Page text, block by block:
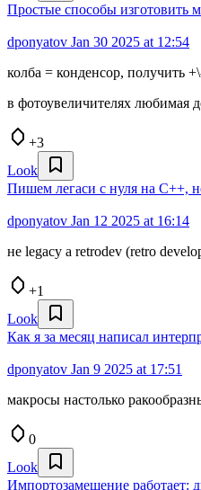
Простые способы изготовить
dponyatov Jan 30 2025 at 12:54
колба = конденсор, получить
в фотоувеличителях любимая
+3
Look
Пишем легаси с нуля на С++,
dponyatov Jan 12 2025 at 16:14
не legacy а retrodev (retro
+1
Look
Как я за месяц написал
dponyatov Jan 9 2025 at 17:51
макросы настолько
0
Look
Импортозамещение работает: